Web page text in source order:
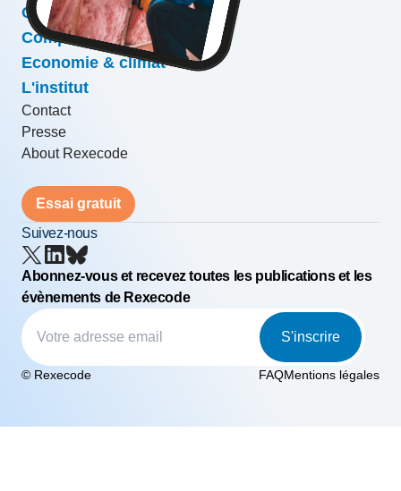
Conjoncture & prévisions
Compétitivité & croissance
Economie & climat
L'institut
Contact
Presse
About Rexecode
Essai gratuit
Suivez-nous
Abonnez-vous et recevez toutes les publications et les
évènements de Rexecode
S'inscrire
© Rexecode FAQMentions légales